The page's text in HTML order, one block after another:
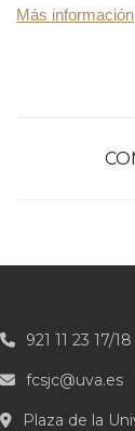
Más información
921 11 23 17/
fcsjc@uva.es
Plaza de la